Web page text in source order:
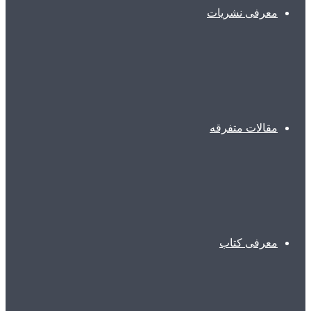
معرفی نشریات
مقالات متفرقه
معرفی کتاب